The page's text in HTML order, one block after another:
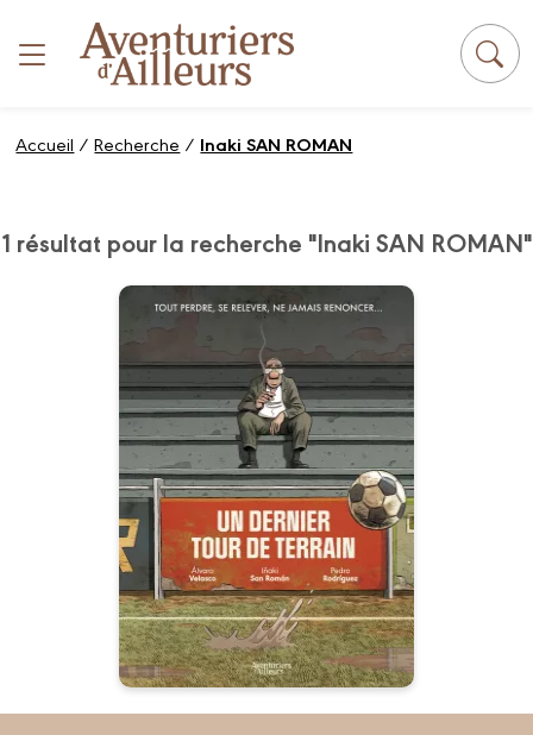
Accueil /Recherche / Inaki SAN ROMAN
1 résultat pour la recherche "Inaki SAN ROMAN"
Un dernier tour de
terrain
Date de parution :
29/05/2024
Une plongée aussi touchante
que réaliste dans le monde des
agents de footballeurs !
Panneau de gestion des cookies